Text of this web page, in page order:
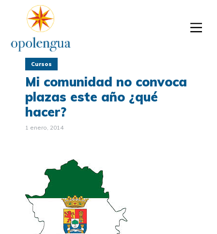
Cursos
Mi comunidad no convoca
plazas este año ¿qué
hacer?
1 enero, 2014